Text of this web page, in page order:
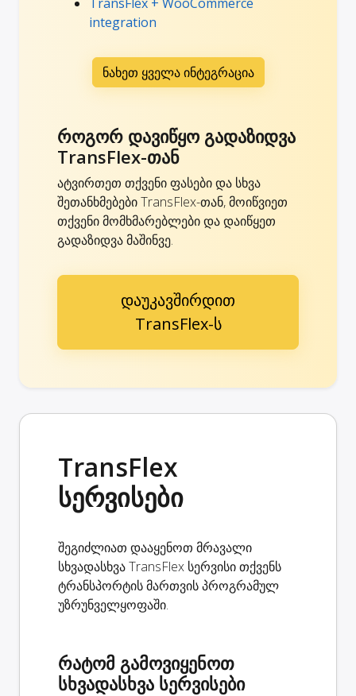
integration
ნახეთ ყველა ინტეგრაცია
როგორ დავიწყო გადაზიდვა
TransFlex-თან
ატვირთეთ თქვენი ფასები და სხვა
შეთანხმებები TransFlex-თან, მოიწვიეთ
თქვენი მომხმარებლები და დაიწყეთ
გადაზიდვა მაშინვე.
დაუკავშირდით
TransFlex-ს
TransFlex
სერვისები
შეგიძლიათ დააყენოთ მრავალი
სხვადასხვა TransFlex სერვისი თქვენს
ტრანსპორტის მართვის პროგრამულ
უზრუნველყოფაში.
რატომ გამოვიყენოთ
სხვადასხვა სერვისები